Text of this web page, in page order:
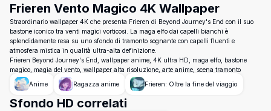
Frieren Vento Magico 4K Wallpaper
Straordinario wallpaper 4K che presenta Frieren di Beyond Journey's End con il suo
bastone iconico tra venti magici vorticosi. La maga elfo dai capelli bianchi è
splendidamente resa su uno sfondo di tramonto sognante con capelli fluenti e
atmosfera mistica in qualità ultra-alta definizione.
Frieren Beyond Journey's End, wallpaper anime, 4K ultra HD, maga elfo, bastone
magico, magia del vento, wallpaper alta risoluzione, arte anime, scena tramonto
Anime
Ragazza anime Frieren: Oltre la fine del viaggio
Sfondo HD correlati